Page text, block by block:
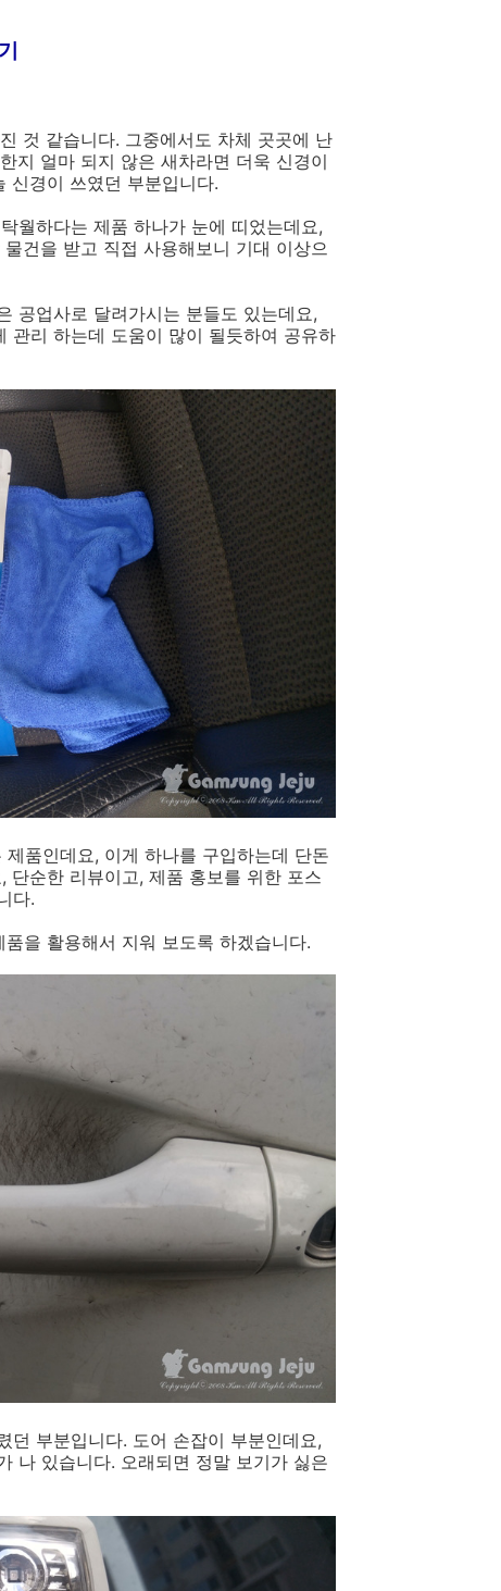
것 같습니다. 그중에서도 차체 곳곳에 난
지 얼마 되지 않은 새차라면 더욱 신경이
신경이 쓰였던 부분입니다.
월하다는 제품 하나가 눈에 띠었는데요,
건을 받고 직접 사용해보니 기대 이상으
공업사로 달려가시는 분들도 있는데요,
관리 하는데 도움이 많이 될듯하여 공유하
품인데요, 이게 하나를 구입하는데 단돈
단순한 리뷰이고, 제품 홍보를 위한 포스
다.
을 활용해서 지워 보도록 하겠습니다.
던 부분입니다. 도어 손잡이 부분인데요,
나 있습니다. 오래되면 정말 보기가 싫은